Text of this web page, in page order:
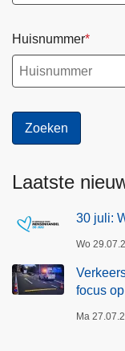
Huisnummer
Laatste
30 juli:
Wo
focus
Ma